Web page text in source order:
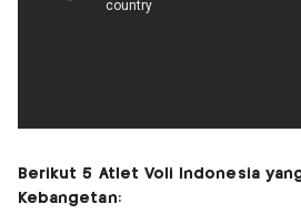
Berikut 5 Atlet Voli Indonesia
Kebangetan: